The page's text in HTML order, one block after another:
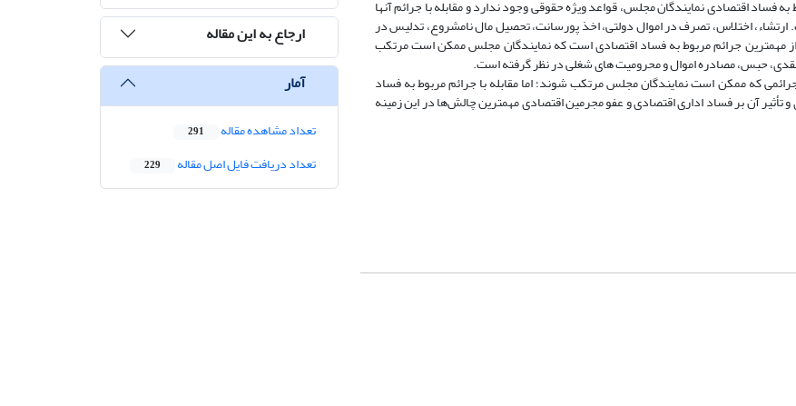
فساد اقتصادی نمایندگان مجلس، قواعد ویژه حقوقی وجود ندارد و مقابله با جرائم آنها
ارتشاء، اختلاس، تصرف در اموال دولتی، اخذ پورسانت، تحصیل مال نامشروع، تدلیس در
از مهمترین جرائم مربوط به فساد اقتصادی است که نمایندگان مجلس ممکن است مرتکب
حبس، مصادره اموال و محرومیت های شغلی در نظر گرفته است.
که ممکن است نمایندگان مجلس مرتکب شوند؛ اما مقابله با جرائم مربوط به فساد
آن بر فساد اداری اقتصادی و عفو مجرمین اقتصادی مهمترین چالش‌ها در این زمینه
ارجاع به این مقاله
آمار
تعداد مشاهده مقاله 291
تعداد دریافت فایل اصل مقاله 229